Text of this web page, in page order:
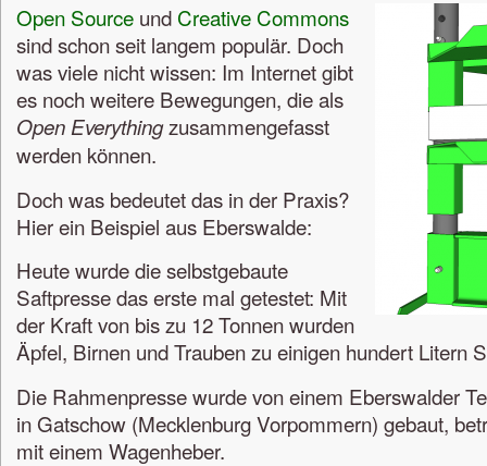
Open Source und Creative Commons
sind schon seit langem populär. Doch
was viele nicht wissen: Im Internet gibt
es noch weitere Bewegungen, die als
Open Everythingzusammengefasst
werden können.
Doch was bedeutet das in der Praxis?
Hier ein Beispiel aus Eberswalde:
Heute wurde die selbstgebaute
Saftpresse das erste mal getestet: Mit
der Kraft von bis zu 12 Tonnen wurden
Äpfel, Birnen und Trauben zu einigen hundert Litern
Die Rahmenpresse wurde von einem Eberswalder
in Gatschow (Mecklenburg Vorpommern) gebaut,
mit einem Wagenheber.